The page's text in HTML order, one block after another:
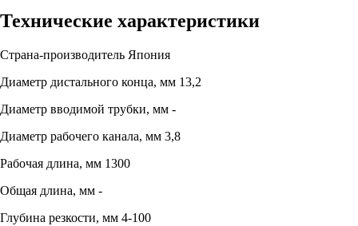
Технические характеристики
Страна-производитель Япония
Диаметр дистального конца, мм 13,2
Диаметр вводимой трубки, мм -
Диаметр рабочего канала, мм 3,8
Рабочая длина, мм 1300
Общая длина, мм -
Глубина резкости, мм 4-100